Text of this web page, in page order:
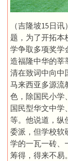
（吉隆坡15日
题，为了开拓本
学争取多项奖学
造福隆中华的莘
清在致词中向中
马来西亚多源流
色，除国民小学
国民型华文中学
等。他说道，纵
委派，但学校软
学的一瓦一砖、
筹得，得来不易